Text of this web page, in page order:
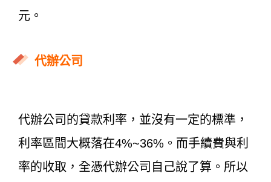
元。
代辦公司
代辦公司的貸款利率，並沒有一定的標準，
利率區間大概落在4%~36%。而手續費與利
率的收取，全憑代辦公司自己說了算。所以